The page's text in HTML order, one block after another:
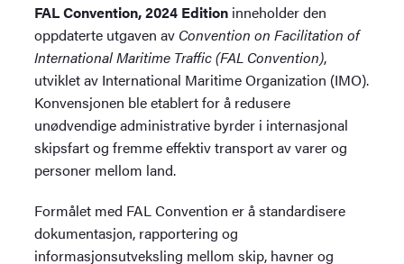
FAL Convention, 2024 Edition inneholder den
oppdaterte utgaven av Convention on Facilitation of
International Maritime Traffic (FAL Convention),
utviklet av International Maritime Organization (IMO).
Konvensjonen ble etablert for å redusere
unødvendige administrative byrder i internasjonal
skipsfart og fremme effektiv transport av varer og
personer mellom land.
Formålet med FAL Convention er å standardisere
dokumentasjon, rapportering og
informasjonsutveksling mellom skip, havner og